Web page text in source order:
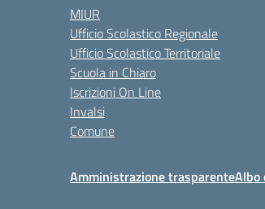
MIUR
Ufficio Scolastico Regionale
Ufficio Scolastico Territoriale
Scuola in Chiaro
Iscrizioni On Line
Invalsi
Comune
Amministrazione trasparenteAlbo